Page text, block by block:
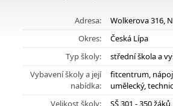
Adresa:
Wolkerova 316,
Okres:
Česká Lípa
Typ školy:
střední škola a
Vybavení školy a její
nabídka:
fitcentrum,
umělecký,
Velikost školy:
SŠ 301 - 350